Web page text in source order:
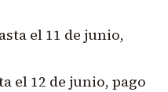
el 11 de junio,
el 12 de junio, pago